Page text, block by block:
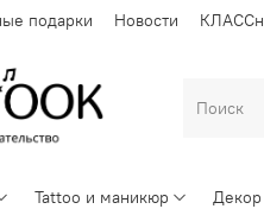
подарки Новости
Tattoo и маникюр Декор